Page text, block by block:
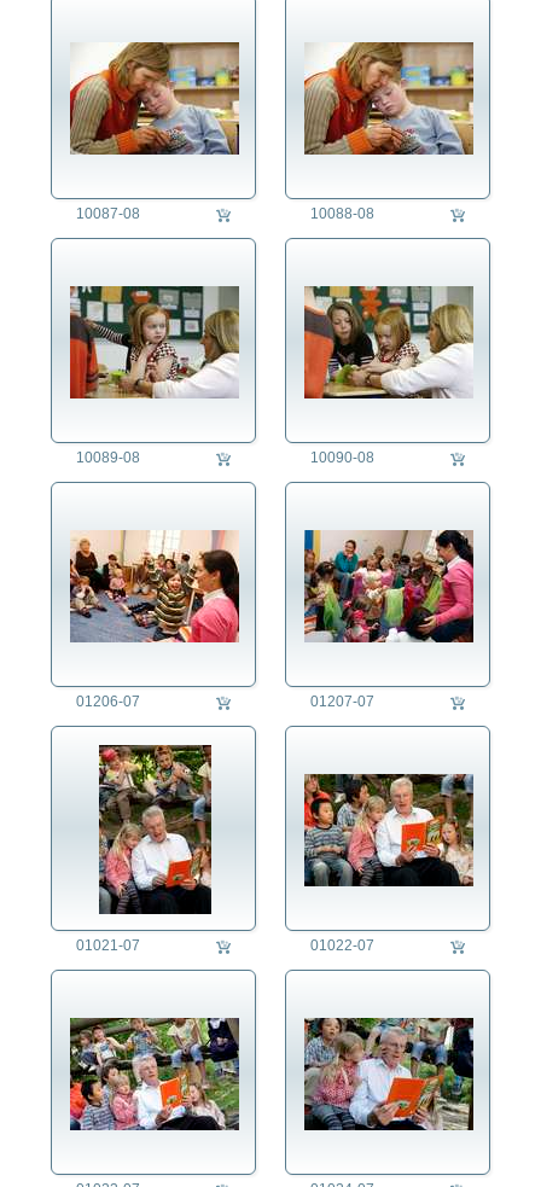
10087-08 10088-08
10089-08 10090-08
01206-07 01207-07
01021-07 01022-07